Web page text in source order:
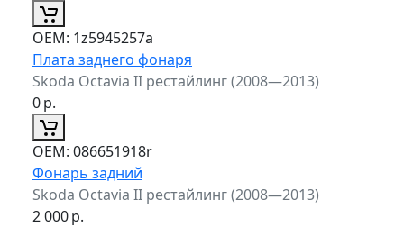
ОЕМ: 1z5945257a
Плата заднего фонаря
Skoda Octavia II рестайлинг (2008—2013)
0р.
ОЕМ: 086651918r
Фонарь задний
Skoda Octavia II рестайлинг (2008—2013)
2 000р.